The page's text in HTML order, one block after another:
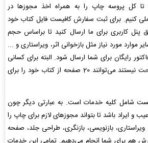
تا کل پروسه چاپ را به همراه اخذ مجوزها در
کنیم. برای ثبت سفارش کافیست فایل کتاب خود
پنل کاربری برای ما ارسال کنید تا براساس حجم
مورد نیاز مثل بازخوانی اثر، ویراستاری و ...
رایگان برای شما ارسال شود. البته برای کسانی
که با ارسال فایل کتاب راحت نیستند می‌توانند 20 صفحه از کتاب خود را برای
شامل کلیه خدمات است. به عبارتی دیگر چون
و ایراد باشد تا بتواند مجوزهای لازم برای چاپ را
بازنویسی، بازنگری، طراحی جلد، صفحه